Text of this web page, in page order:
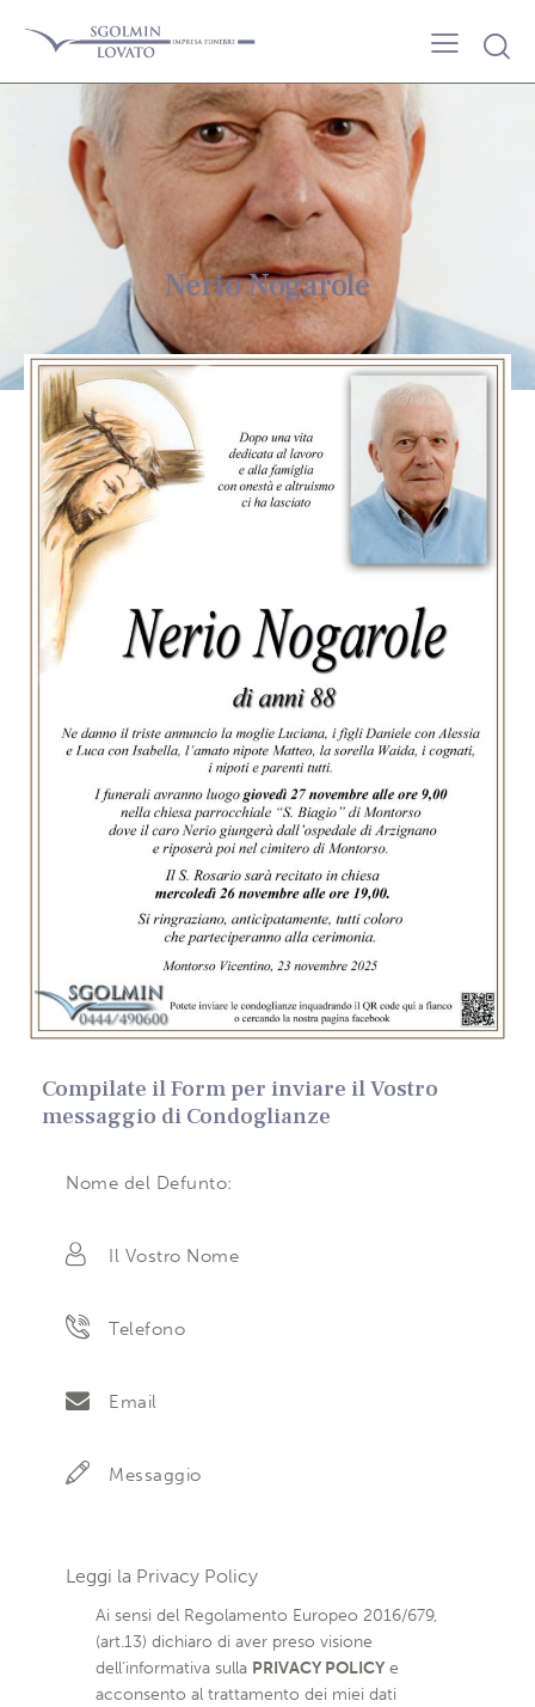
Nerio Nogarole
Compilate il Form per inviare il Vostro
messaggio di Condoglianze
Leggi la Privacy Policy
Ai sensi del Regolamento Europeo 2016/679,
(art.13) dichiaro di aver preso visione
dell’informativa sulla PRIVACY POLICYe
acconsento al trattamento dei miei dati